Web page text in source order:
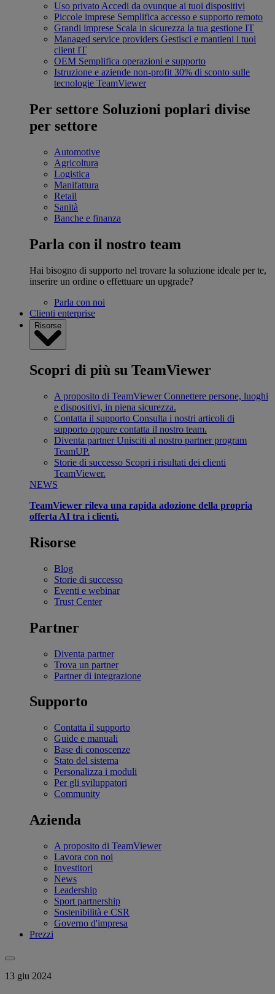
Uso privato Accedi da ovunque ai tuoi dispositivi
Piccole imprese Semplifica accesso e supporto remoto
Grandi imprese Scala in sicurezza la tua gestione IT
Managed service providers Gestisci e mantieni i tuoi
client IT
OEM Semplifica operazioni e supporto
Istruzione e aziende non-profit 30% di sconto sulle
tecnologie TeamViewer
Per settore Soluzioni poplari divise
per settore
Automotive
Agricoltura
Logistica
Manifattura
Retail
Sanità
Banche e finanza
Parla con il nostro team
Hai bisogno di supporto nel trovare la soluzione ideale per te,
inserire un ordine o effettuare un upgrade?
Parla con noi
Clienti enterprise
Risorse
Scopri di più su TeamViewer
A proposito di TeamViewer Connettere persone, luoghi
e dispositivi, in piena sicurezza.
Contatta il supporto Consulta i nostri articoli di
supporto oppure contatta il nostro team.
Diventa partner Unisciti al nostro partner program
TeamUP.
Storie di successo Scopri i risultati dei clienti
TeamViewer.
NEWS
TeamViewer rileva una rapida adozione della propria
offerta AI tra i clienti.
Risorse
Blog
Storie di successo
Eventi e webinar
Trust Center
Partner
Diventa partner
Trova un partner
Partner di integrazione
Supporto
Contatta il supporto
Guide e manuali
Base di conoscenze
Stato del sistema
Personalizza i moduli
Per gli sviluppatori
Community
Azienda
A proposito di TeamViewer
Lavora con noi
Investitori
News
Leadership
Sport partnership
Sostenibilità e CSR
Governo d'impresa
Prezzi
13 giu 2024